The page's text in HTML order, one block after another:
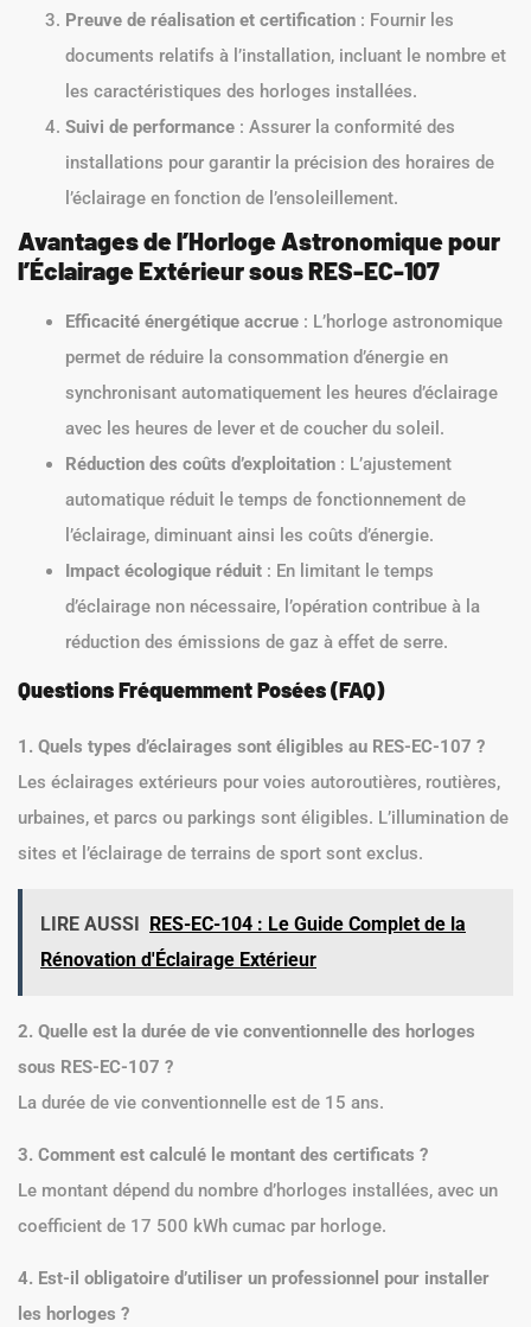
Preuve de réalisation et certification : Fournir les
documents relatifs à l’installation, incluant le nombre et
les caractéristiques des horloges installées.
Suivi de performance : Assurer la conformité des
installations pour garantir la précision des horaires de
l’éclairage en fonction de l’ensoleillement.
Avantages de l’Horloge Astronomique pour
l’Éclairage Extérieur sous RES-EC-107
Efficacité énergétique accrue : L’horloge astronomique
permet de réduire la consommation d’énergie en
synchronisant automatiquement les heures d’éclairage
avec les heures de lever et de coucher du soleil.
Réduction des coûts d’exploitation : L’ajustement
automatique réduit le temps de fonctionnement de
l’éclairage, diminuant ainsi les coûts d’énergie.
Impact écologique réduit : En limitant le temps
d’éclairage non nécessaire, l’opération contribue à la
réduction des émissions de gaz à effet de serre.
Questions Fréquemment Posées (FAQ)
1. Quels types d’éclairages sont éligibles au RES-EC-107 ?
Les éclairages extérieurs pour voies autoroutières, routières,
urbaines, et parcs ou parkings sont éligibles. L’illumination de
sites et l’éclairage de terrains de sport sont exclus.
LIRE AUSSI RES-EC-104 : Le Guide Complet de la
Rénovation d'Éclairage Extérieur
2. Quelle est la durée de vie conventionnelle des horloges
sous RES-EC-107 ?
La durée de vie conventionnelle est de 15 ans.
3. Comment est calculé le montant des certificats ?
Le montant dépend du nombre d’horloges installées, avec un
coefficient de 17 500 kWh cumac par horloge.
4. Est-il obligatoire d’utiliser un professionnel pour installer
les horloges ?